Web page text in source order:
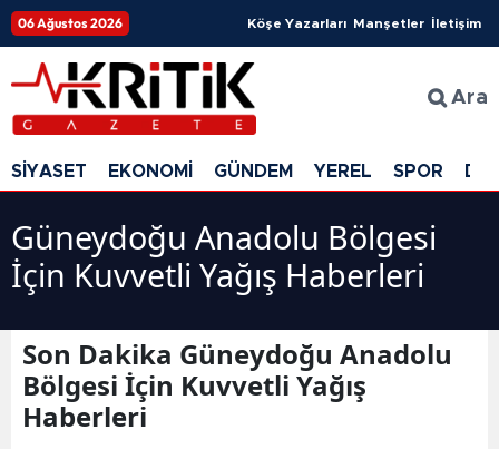
06 Ağustos 2026 Köşe Yazarları Manşetler İletişim
Ara
SİYASET EKONOMİ GÜNDEM YEREL SPOR
Güneydoğu Anadolu Bölgesi
İçin Kuvvetli Yağış Haberleri
Son Dakika Güneydoğu Anadolu
Bölgesi İçin Kuvvetli Yağış
Haberleri